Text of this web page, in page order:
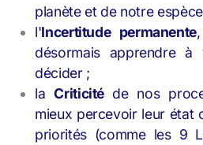
planète et de notre
l'Incertitude permanente
désormais apprendre
décider ;
laCriticité de nos
mieux percevoir leur état
priorités (comme les 9